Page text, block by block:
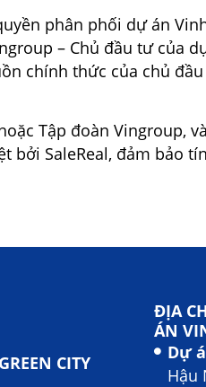
phân phối dự án
– Chủ đầu tư của
chính thức của chủ
Tập đoàn Vingroup,
bởi SaleReal, đảm bảo
CITY
ĐỊA
ÁN
Dự
Hậu